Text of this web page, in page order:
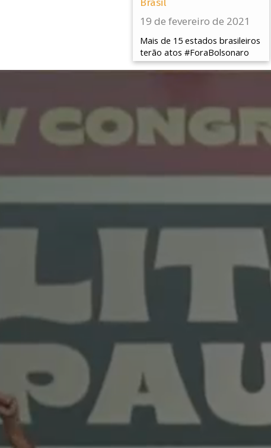
19 de fevereiro de 2021
Mais de 15 estados brasileiros
terão atos #ForaBolsonaro